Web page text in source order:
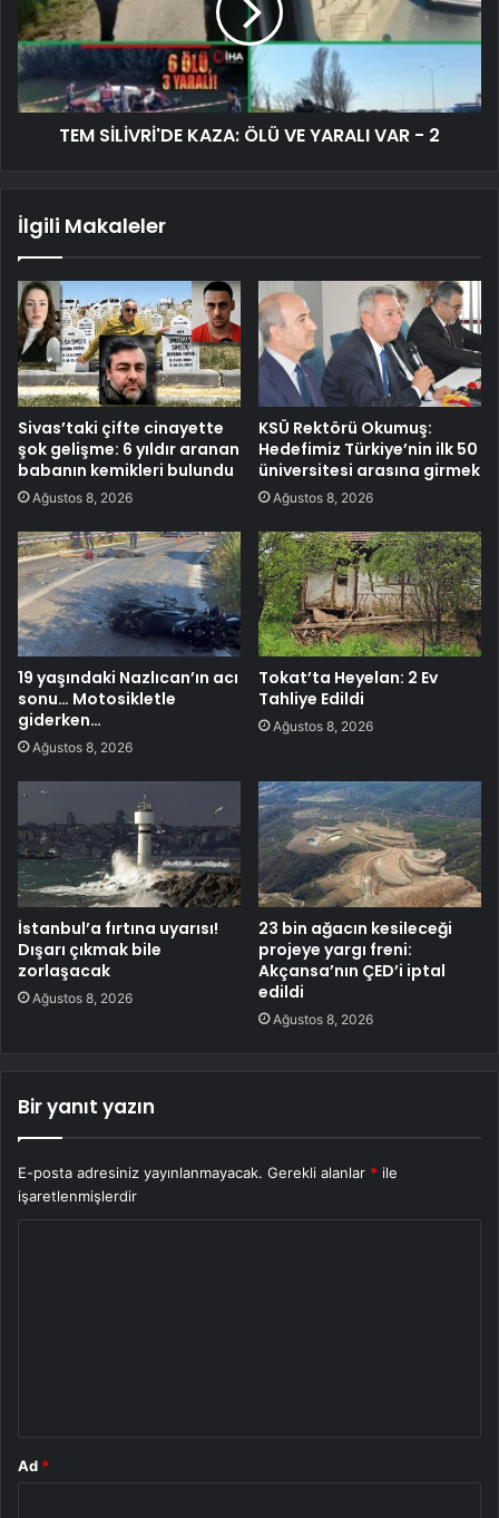
TEM SİLİVRİ'DE KAZA: ÖLÜ VE YARALI VAR - 2
İlgili Makaleler
Sivas’taki çifte cinayette
şok gelişme: 6 yıldır aranan
babanın kemikleri bulundu
Ağustos 8, 2026
KSÜ Rektörü Okumuş:
Hedefimiz Türkiye’nin ilk 50
üniversitesi arasına girmek
Ağustos 8, 2026
19 yaşındaki Nazlıcan’ın acı
sonu… Motosikletle
giderken…
Ağustos 8, 2026
Tokat’ta Heyelan: 2 Ev
Tahliye Edildi
Ağustos 8, 2026
İstanbul’a fırtına uyarısı!
Dışarı çıkmak bile
zorlaşacak
Ağustos 8, 2026
23 bin ağacın kesileceği
projeye yargı freni:
Akçansa’nın ÇED’i iptal
edildi
Ağustos 8, 2026
Bir yanıt yazın
E-posta adresiniz yayınlanmayacak. Gerekli alanlar * ile
işaretlenmişlerdir
Ad *